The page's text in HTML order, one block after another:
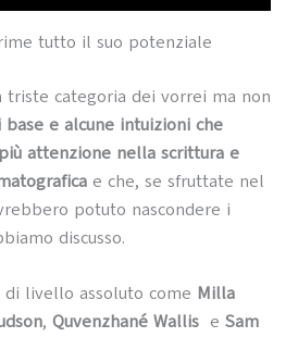
tutto il suo potenziale
categoria dei vorrei ma non
base e alcune intuizioni che
attenzione nella scrittura e
e che, se sfruttate nel
potuto nascondere i
discusso.
livello assoluto come Milla
, Quvenzhané Wallise Sam